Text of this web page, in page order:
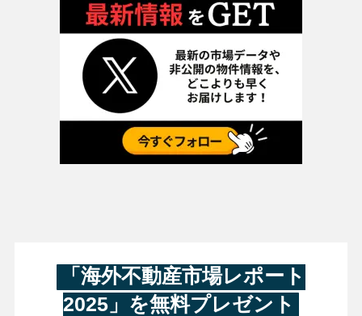
「海外不動産市場レポート
2025」を無料プレゼント